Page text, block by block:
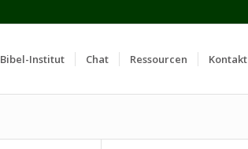
Bibel-Institut Chat Ressourcen Kontakt